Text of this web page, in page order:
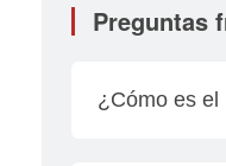
Preguntas
¿Cómo es el